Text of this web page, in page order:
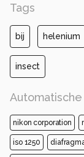
Tags
bij helenium
insect
nikon corporation
iso 1250